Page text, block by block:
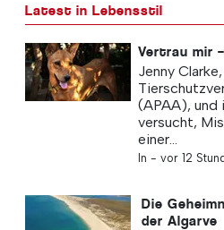
Latest in Lebensstil
Vertrau mir
Jenny
(APAA), und
versucht,
einer...
In - vor 12
Die
der Algarve